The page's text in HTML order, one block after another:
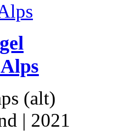
(alt)
| 2021